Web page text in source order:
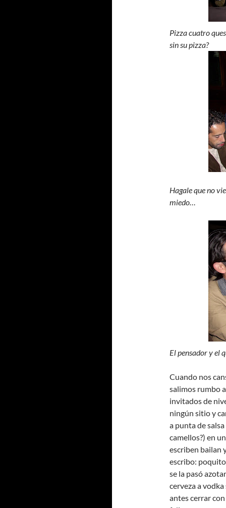
Pizza cuatro
sin su pizza?
Hagale que no
miedo…
El pensador y el
Cuando nos
salimos rumbo
invitados de
ningún sitio y
a punta de
camellos?) en
escriben bailan
escribo:
se la pasó
cerveza a
antes cerrar